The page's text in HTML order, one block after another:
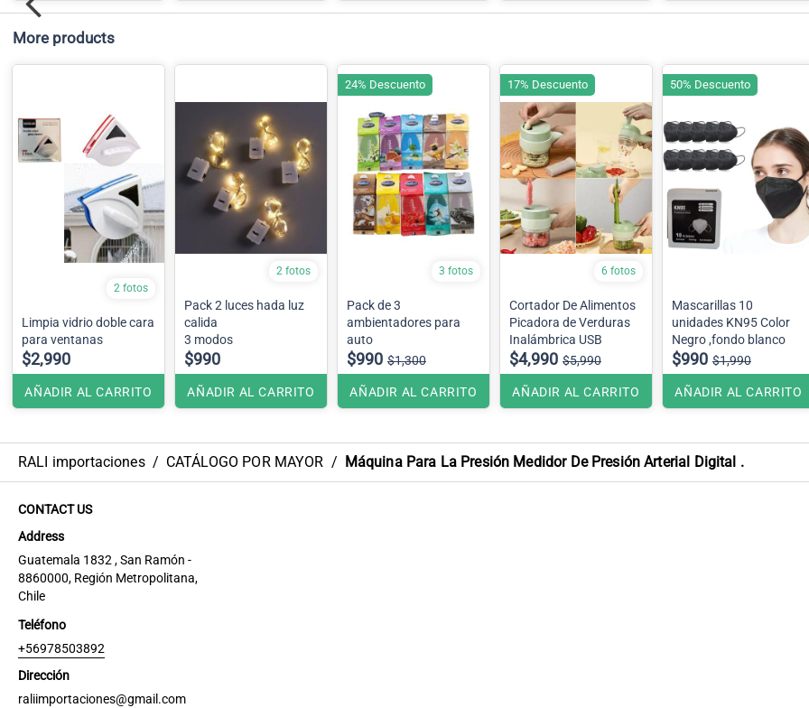
More products
2 fotos
Limpia vidrio doble cara
para ventanas
$2,990
AÑADIR AL CARRITO
2 fotos
Pack 2 luces hada luz
calida
3 modos
$990
AÑADIR AL CARRITO
3 fotos
Pack de 3
ambientadores para
auto
$990 $1,300
AÑADIR AL CARRITO
24% Descuento
6 fotos
Cortador De Alimentos
Picadora de Verduras
Inalámbrica USB
$4,990 $5,990
AÑADIR AL CARRITO
17% Descuento
Mascarillas 10
unidades KN95 Color
Negro ,fondo blanco
$990 $1,990
AÑADIR AL CARRITO
50% Descuento
RALI importaciones / CATÁLOGO POR MAYOR / Máquina Para La Presión Medidor De Presión Arterial Digital .
CONTACT US
Address
Guatemala 1832 , San Ramón -
8860000, Región Metropolitana,
Chile
Teléfono
+56978503892
Dirección
raliimportaciones@gmail.com